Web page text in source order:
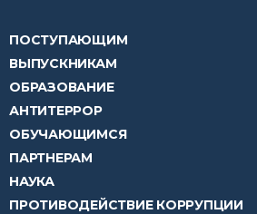
ПОСТУПАЮЩИМ
ВЫПУСКНИКАМ
ОБРАЗОВАНИЕ
АНТИТЕРРОР
ОБУЧАЮЩИМСЯ
ПАРТНЕРАМ
НАУКА
ПРОТИВОДЕЙСТВИЕ КОРРУПЦИИ